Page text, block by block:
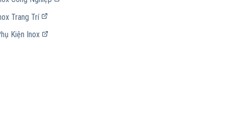
Trang Trí
Kiện Inox